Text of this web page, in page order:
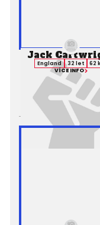
Jack
England 32 let
62
VÍCE INFO
Výsledek:Decision